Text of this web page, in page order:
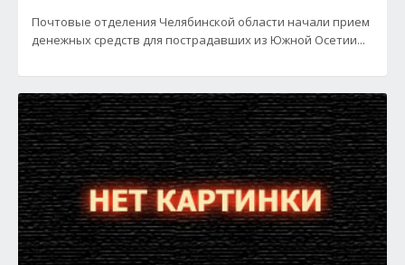
Почтовые отделения Челябинской области начали прием
денежных средств для пострадавших из Южной Осетии...